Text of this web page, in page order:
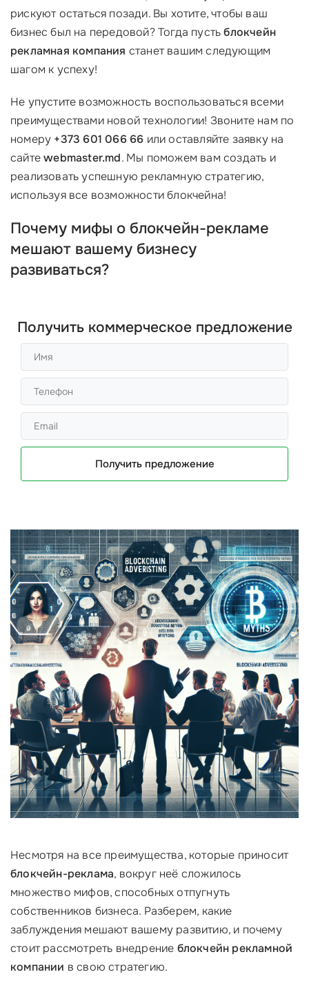
рискуют остаться позади. Вы хотите, чтобы ваш
бизнес был на передовой? Тогда пустьблокчейн
рекламная компания станет вашим следующим
шагом к успеху!
Не упустите возможность воспользоваться всеми
преимуществами новой технологии! Звоните нам по
номеру +373 601 066 66 или оставляйте заявку на
сайтеwebmaster.md. Мы поможем вам создать и
реализовать успешную рекламную стратегию,
используя все возможности блокчейна!
Почему мифы о блокчейн-рекламе
мешают вашему бизнесу
развиваться?
Получить коммерческое предложение
Получить предложение
Несмотря на все преимущества, которые приносит
блокчейн-реклама, вокруг неё сложилось
множество мифов, способных отпугнуть
собственников бизнеса. Разберем, какие
заблуждения мешают вашему развитию, и почему
стоит рассмотреть внедрение блокчейн рекламной
компании в свою стратегию.